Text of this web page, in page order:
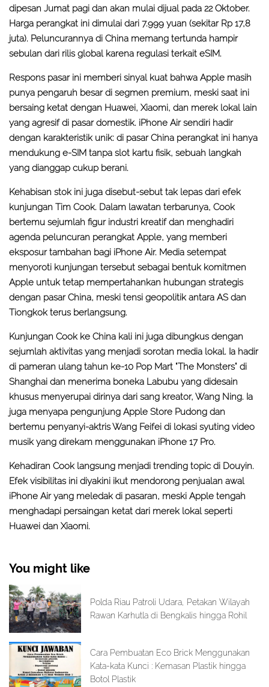
dipesan Jumat pagi dan akan mulai dijual pada 22 Oktober.
Harga perangkat ini dimulai dari 7.999 yuan (sekitar Rp 17,8
juta). Peluncurannya di China memang tertunda hampir
sebulan dari rilis global karena regulasi terkait eSIM.
Respons pasar ini memberi sinyal kuat bahwa Apple masih
punya pengaruh besar di segmen premium, meski saat ini
bersaing ketat dengan Huawei, Xiaomi, dan merek lokal lain
yang agresif di pasar domestik. iPhone Air sendiri hadir
dengan karakteristik unik: di pasar China perangkat ini hanya
mendukung e-SIM tanpa slot kartu fisik, sebuah langkah
yang dianggap cukup berani.
Kehabisan stok ini juga disebut-sebut tak lepas dari efek
kunjungan Tim Cook. Dalam lawatan terbarunya, Cook
bertemu sejumlah figur industri kreatif dan menghadiri
agenda peluncuran perangkat Apple, yang memberi
eksposur tambahan bagi iPhone Air. Media setempat
menyoroti kunjungan tersebut sebagai bentuk komitmen
Apple untuk tetap mempertahankan hubungan strategis
dengan pasar China, meski tensi geopolitik antara AS dan
Tiongkok terus berlangsung.
Kunjungan Cook ke China kali ini juga dibungkus dengan
sejumlah aktivitas yang menjadi sorotan media lokal. Ia hadir
di pameran ulang tahun ke-10 Pop Mart "The Monsters" di
Shanghai dan menerima boneka Labubu yang didesain
khusus menyerupai dirinya dari sang kreator, Wang Ning. Ia
juga menyapa pengunjung Apple Store Pudong dan
bertemu penyanyi-aktris Wang Feifei di lokasi syuting video
musik yang direkam menggunakan iPhone 17 Pro.
Kehadiran Cook langsung menjadi trending topic di Douyin.
Efek visibilitas ini diyakini ikut mendorong penjualan awal
iPhone Air yang meledak di pasaran, meski Apple tengah
menghadapi persaingan ketat dari merek lokal seperti
Huawei dan Xiaomi.
You might like
Polda Riau Patroli Udara, Petakan Wilayah
Rawan Karhutla di Bengkalis hingga Rohil
Cara Pembuatan Eco Brick Menggunakan
Kata-kata Kunci : Kemasan Plastik hingga
Botol Plastik